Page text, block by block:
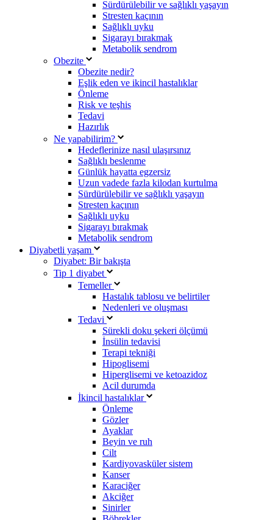
Sürdürülebilir ve sağlıklı yaşayın
Stresten kaçının
Sağlıklı uyku
Sigarayı bırakmak
Metabolik sendrom
Obezite
Obezite nedir?
Eşlik eden ve ikincil hastalıklar
Önleme
Risk ve teşhis
Tedavi
Hazırlık
Ne yapabilirim?
Hedeflerinize nasıl ulaşırsınız
Sağlıklı beslenme
Günlük hayatta egzersiz
Uzun vadede fazla kilodan kurtulma
Sürdürülebilir ve sağlıklı yaşayın
Stresten kaçının
Sağlıklı uyku
Sigarayı bırakmak
Metabolik sendrom
Diyabetli yaşam
Diyabet: Bir bakışta
Tip 1 diyabet
Temeller
Hastalık tablosu ve belirtiler
Nedenleri ve oluşması
Tedavi
Sürekli doku şekeri ölçümü
İnsülin tedavisi
Terapi tekniği
Hipoglisemi
Hiperglisemi ve ketoazidoz
Acil durumda
İkincil hastalıklar
Önleme
Gözler
Ayaklar
Beyin ve ruh
Cilt
Kardiyovasküler sistem
Kanser
Karaciğer
Akciğer
Sinirler